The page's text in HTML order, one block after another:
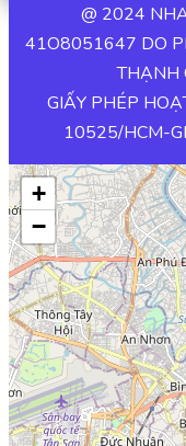
@ 2024
41O8051647 DO
THẠNH
GIẤY PHÉP
10525/HCM-
+
−